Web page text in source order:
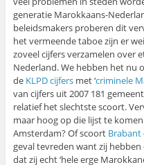
generatie Marokkaans-
beleidsmakers proberen dit
het vermeende taboe zijn er
zoveel cijfers verzamelen over
Nederland. We hebben het nu
de KLPD cijfersmet ‘criminele
van cijfers uit 2007 181
relatief het slechtste scoort.
maar hoog op die lijst te
Amsterdam? Of scoort Brabant
geval tevreden want zij
dat zij echt ‘hele erge